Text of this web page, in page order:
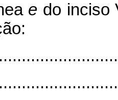
e do inciso